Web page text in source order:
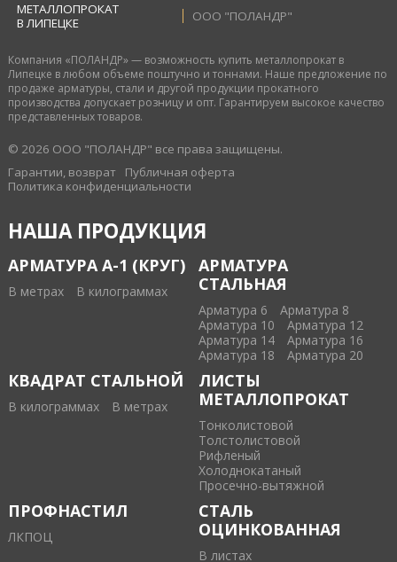
МЕТАЛЛОПРОКАТ
В ЛИПЕЦКЕ
ООО "ПОЛАНДР"
Компания «ПОЛАНДР» — возможность купить металлопрокат в
Липецке в любом объеме поштучно и тоннами. Наше предложение по
продаже арматуры, стали и другой продукции прокатного
производства допускает розницу и опт. Гарантируем высокое качество
представленных товаров.
© 2026 ООО "ПОЛАНДР" все права защищены.
Гарантии, возврат
Публичная оферта
Политика конфиденциальности
НАША ПРОДУКЦИЯ
АРМАТУРА А-1 (КРУГ)
В метрах В килограммах
АРМАТУРА
СТАЛЬНАЯ
Арматура 6
Арматура 8
Арматура 10
Арматура 12
Арматура 14
Арматура 16
Арматура 18
Арматура 20
КВАДРАТ СТАЛЬНОЙ
В килограммах В метрах
ЛИСТЫ
МЕТАЛЛОПРОКАТ
Тонколистовой
Толстолистовой
Рифленый
Холоднокатаный
Проcечно-вытяжной
ПРОФНАСТИЛ
ЛКПОЦ
СТАЛЬ
ОЦИНКОВАННАЯ
В листах